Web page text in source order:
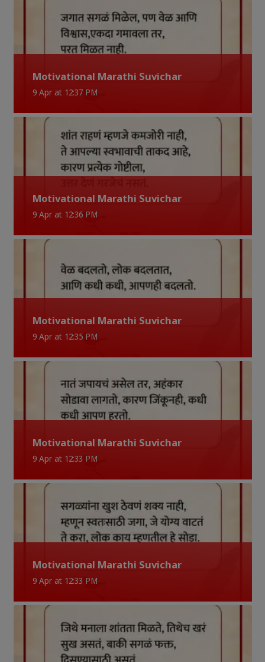
Motivational Marathi Suvichar
9 Apr at 12:37 PM
Motivational Marathi Suvichar
9 Apr at 12:36 PM
Motivational Marathi Suvichar
9 Apr at 12:35 PM
Motivational Marathi Suvichar
9 Apr at 12:33 PM
Motivational Marathi Suvichar
9 Apr at 12:33 PM